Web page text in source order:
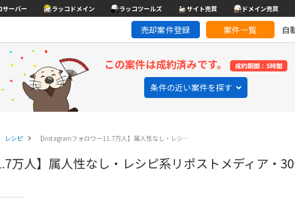
サーバー ラッコドメイン ラッコツールズ サイト売買 ドメイン売買
売却案件登録 案件一覧 自
この案件は成約済みです。 成約期間：5時間
条件の近い案件を探す
レシピ 【Instagramフォロワー11.7万人】属人性なし・レシ…
万人】属人性なし・レシピ系リポストメディア・